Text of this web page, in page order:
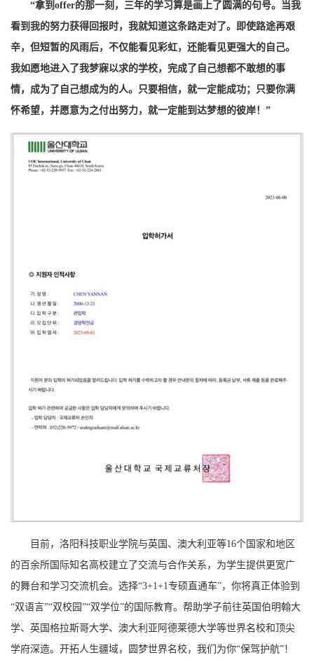
“拿到offer的那一刻，三年的学习算是画上了圆满的句号。当我
看到我的努力获得回报时，我就知道这条路走对了。即使路途再艰
辛，但短暂的风雨后，不仅能看见彩虹，还能看见更强大的自己。
我如愿地进入了我梦寐以求的学校，完成了自己想都不敢想的事
情，成为了自己想成为的人。只要相信，就一定能成功；只要你满
怀希望，并愿意为之付出努力，就一定能到达梦想的彼岸！”
目前，洛阳科技职业学院与英国、澳大利亚等16个国家和地区
的百余所国际知名高校建立了交流与合作关系，为学生提供更宽广
的舞台和学习交流机会。选择“3+1+1专硕直通车”，你将真正体验到
“双语言”“双校园”“双学位”的国际教育。帮助学子前往英国伯明翰大
学、英国格拉斯哥大学、澳大利亚阿德莱德大学等世界名校和顶尖
学府深造。开拓人生疆域，圆梦世界名校，我们为你“保驾护航”！